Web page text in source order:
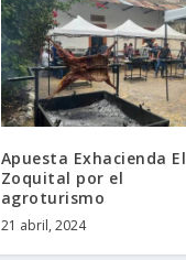
Apuesta Exhacienda El
Zoquital por el
agroturismo
21 abril, 2024